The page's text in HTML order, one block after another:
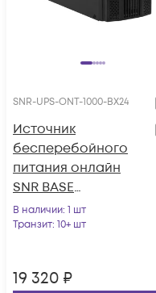
SNR-UPS-ONT-1000-BX24
Источник
бесперебойного
питания онлайн
SNR BASE
1000ВА/900Вт, 1ф:1ф,
24В(DC), LCD, 6А(ЗУ),
В наличии: 1 шт
Транзит: 10+ шт
19 320 ₽